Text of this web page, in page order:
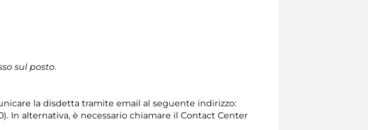
sul posto.
la disdetta tramite email al seguente indirizzo:
In alternativa, è necessario chiamare il Contact Center